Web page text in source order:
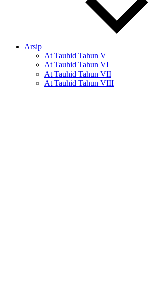
Arsip
At Tauhid Tahun V
At Tauhid Tahun VI
At Tauhid Tahun VII
At Tauhid Tahun VIII